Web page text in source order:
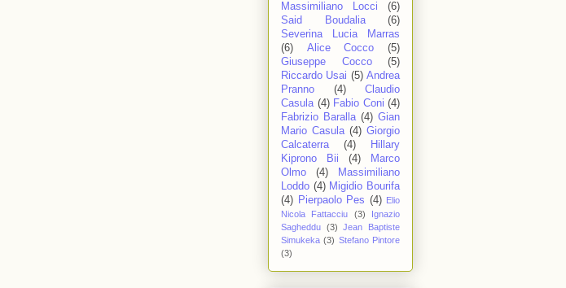
Massimiliano Locci
(6)
Said Boudalia
(6)
Severina Lucia Marras
(6)
Alice Cocco
(5)
Giuseppe Cocco
(5)
Riccardo Usai (5) Andrea
Pranno
(4)
Claudio
Casula (4) Fabio Coni (4)
Fabrizio Baralla (4) Gian
Mario Casula (4) Giorgio
Calcaterra
(4)
Hillary
Kiprono Bii
(4)
Marco
Olmo
(4)
Massimiliano
Loddo (4) Migidio Bourifa
(4) Pierpaolo Pes (4)
Elio
Nicola Fattacciu
(3)
Ignazio
Sagheddu (3)
Jean Baptiste
Simukeka (3) Stefano Pintore
(3)